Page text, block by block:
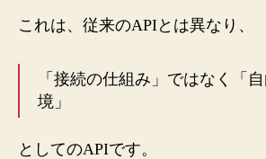
これは、従来のAPIとは異なり、
「接続の仕組み」ではなく「
境」
としてのAPIです。